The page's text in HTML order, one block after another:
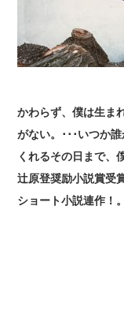
かわらず、僕は生ま
がない。･･･いつか
くれるその日まで、
辻原登奨励小説賞受
ショート小説連作！。